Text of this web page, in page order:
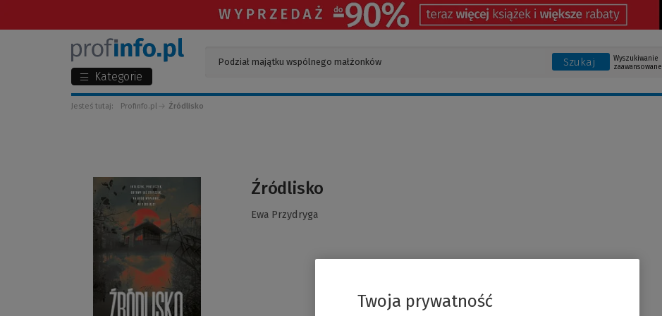
Kategorie
Szukaj
Wyszukiwanie
zaawansowane
Jesteś tutaj: Profinfo.pl Źródlisko
Źródlisko
Ewa Przydryga
Twoja prywatność